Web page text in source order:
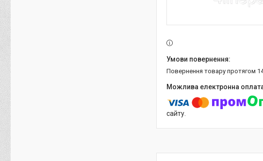
повернення товару протягом
сайту.